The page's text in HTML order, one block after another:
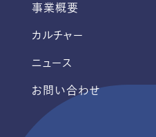
事業概要
カルチャー
ニュース
お問い合わせ